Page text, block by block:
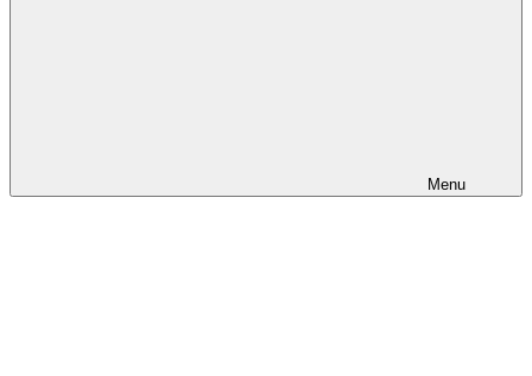
Menu